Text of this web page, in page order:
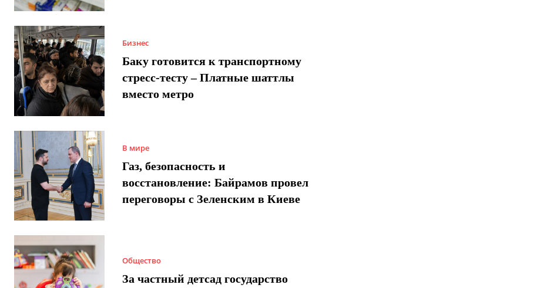
Бизнес
Баку готовится к транспортному
стресс-тесту – Платные шаттлы
вместо метро
В мире
Газ, безопасность и
восстановление: Байрамов провел
переговоры с Зеленским в Киеве
Общество
За частный детсад государство